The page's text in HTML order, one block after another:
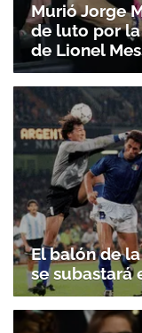
Murió Jorge
de luto por
de Lionel
El balón de
se subastará